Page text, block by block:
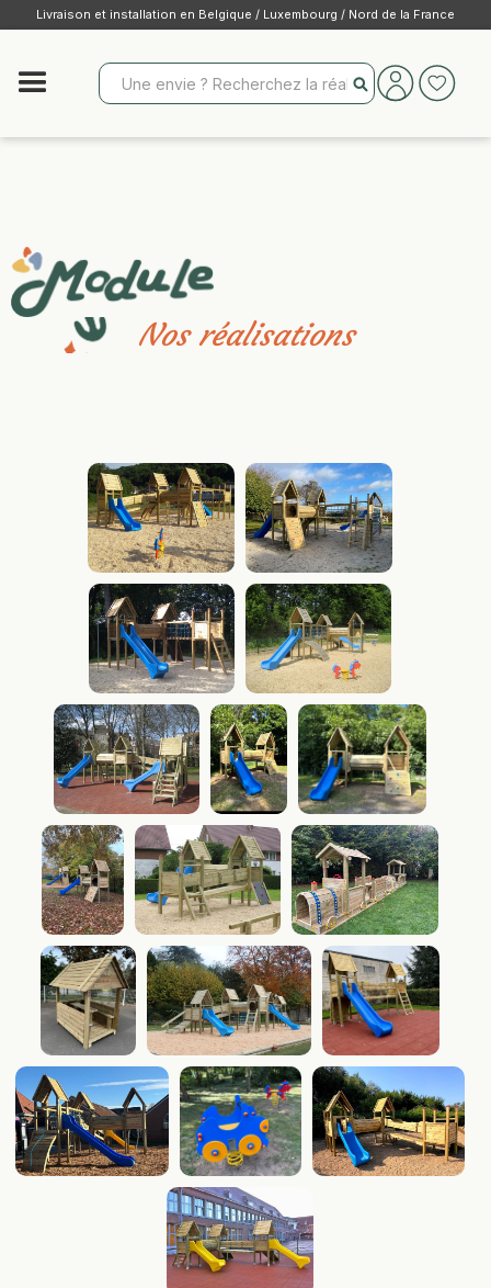
Livraison et installation en Belgique / Luxembourg / Nord de la France
Nos réalisations